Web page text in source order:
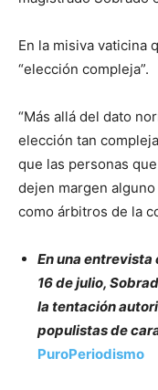
En la misiva vaticina
“elección compleja”.
“Más allá del dato
elección tan
que las personas
dejen margen
como árbitros de la
En una
16 de julio,
la tentación
populistas de
PuroPeriodismo